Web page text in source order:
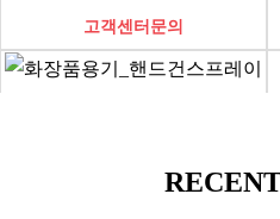
고객센터문의
고객센터문의